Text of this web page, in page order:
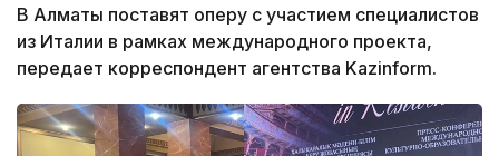
В Алматы поставят оперу с участием специалистов
из Италии в рамках международного проекта,
передает корреспондент агентства Kazinform.